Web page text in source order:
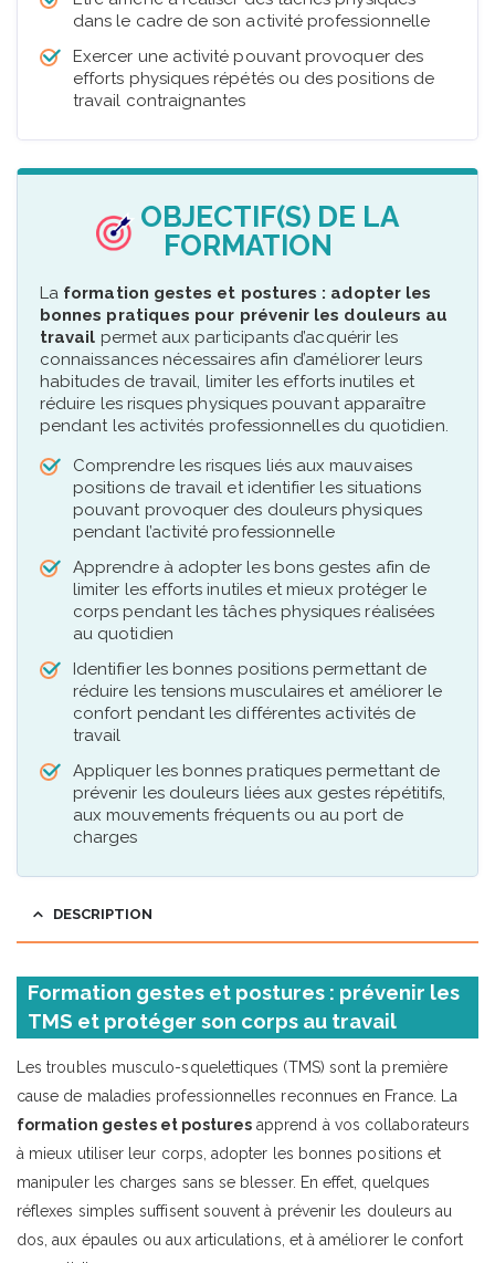
dans le cadre de son activité professionnelle
Exercer une activité pouvant provoquer des
efforts physiques répétés ou des positions de
travail contraignantes
OBJECTIF(S) DE LA
FORMATION
La formation gestes et postures : adopter les
bonnes pratiques pour prévenir les douleurs au
travail permet aux participants d’acquérir les
connaissances nécessaires afin d’améliorer leurs
habitudes de travail, limiter les efforts inutiles et
réduire les risques physiques pouvant apparaître
pendant les activités professionnelles du quotidien.
Comprendre les risques liés aux mauvaises
positions de travail et identifier les situations
pouvant provoquer des douleurs physiques
pendant l’activité professionnelle
Apprendre à adopter les bons gestes afin de
limiter les efforts inutiles et mieux protéger le
corps pendant les tâches physiques réalisées
au quotidien
Identifier les bonnes positions permettant de
réduire les tensions musculaires et améliorer le
confort pendant les différentes activités de
travail
Appliquer les bonnes pratiques permettant de
prévenir les douleurs liées aux gestes répétitifs,
aux mouvements fréquents ou au port de
charges
DESCRIPTION
Formation gestes et postures : prévenir les
TMS et protéger son corps au travail
Les troubles musculo-squelettiques (TMS) sont la première
cause de maladies professionnelles reconnues en France. La
formation gestes et posturesapprend à vos collaborateurs
à mieux utiliser leur corps, adopter les bonnes positions et
manipuler les charges sans se blesser. En effet, quelques
réflexes simples suffisent souvent à prévenir les douleurs au
dos, aux épaules ou aux articulations, et à améliorer le confort